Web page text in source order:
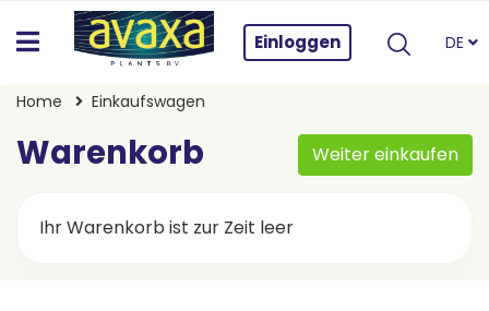
Einloggen DE
Home Einkaufswagen
Warenkorb Weiter einkaufen
Ihr Warenkorb ist zur Zeit leer